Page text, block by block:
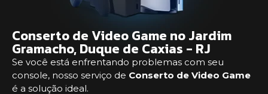
Conserto de Video Game no Jardim
Gramacho, Duque de Caxias - RJ
Se você está enfrentando problemas com seu
console, nosso serviço de Conserto de Video Game
é a solução ideal.